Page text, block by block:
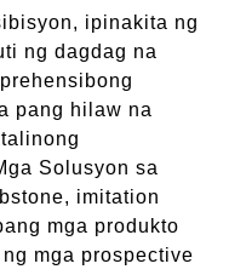
ipinakita ng
ng dagdag na
pang hilaw na
Solusyon sa
imitation
mga produkto
mga prospective